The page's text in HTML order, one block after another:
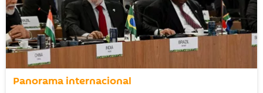
Panorama internacional